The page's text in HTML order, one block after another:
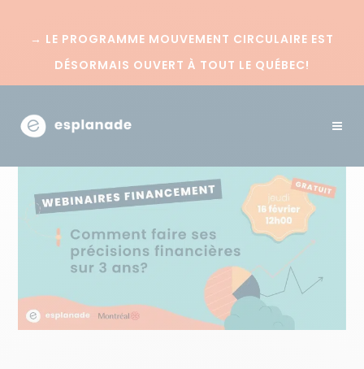
→ LE PROGRAMME MOUVEMENT CIRCULAIRE EST
DÉSORMAIS OUVERT À TOUT LE QUÉBEC!